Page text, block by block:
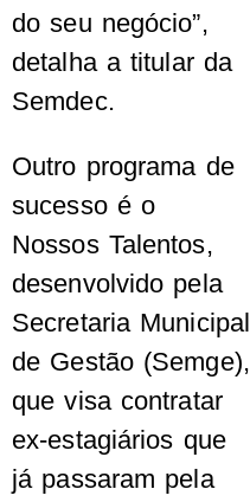
do seu negócio”,
detalha a titular da
Semdec.
Outro programa de
sucesso é o
Nossos Talentos,
desenvolvido pela
Secretaria Municipal
de Gestão (Semge),
que visa contratar
ex-estagiários que
já passaram pela